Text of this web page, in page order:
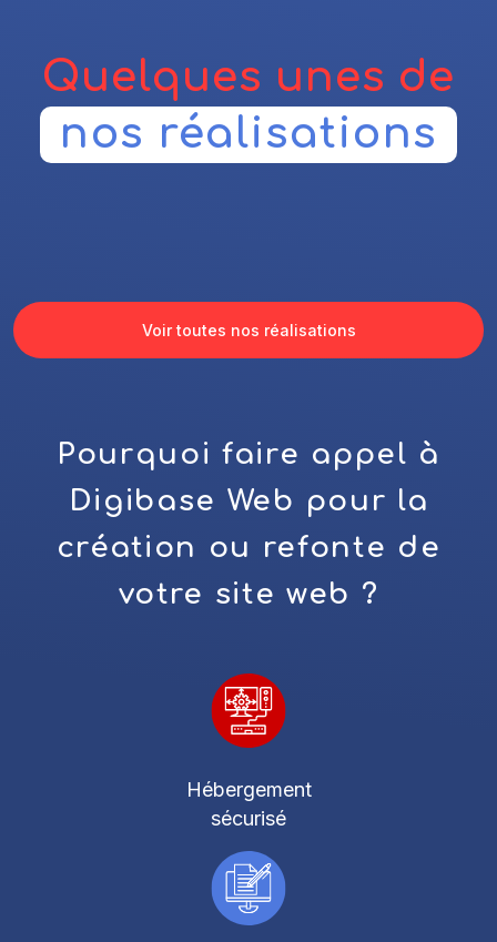
Quelques unes de
nos réalisations
Voir toutes nos réalisations
Pourquoi faire appel à
Digibase Web pour la
création ou refonte de
votre site web ?
Hébergement
sécurisé